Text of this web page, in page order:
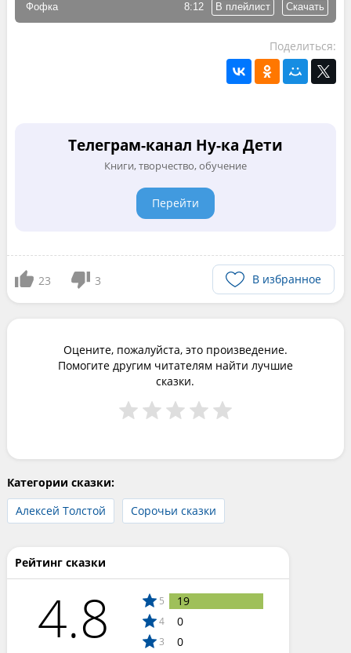
8:12 В плейлист Скачать
Фофка
Поделиться:
Телеграм-канал Ну-ка Дети
Книги, творчество, обучение
Перейти
23 3 В избранное
Оцените, пожалуйста, это произведение.
Помогите другим читателям найти лучшие
сказки.
Категории сказки:
Алексей Толстой
Сорочьи сказки
Рейтинг сказки
4.8 5 19
4 0
3 0